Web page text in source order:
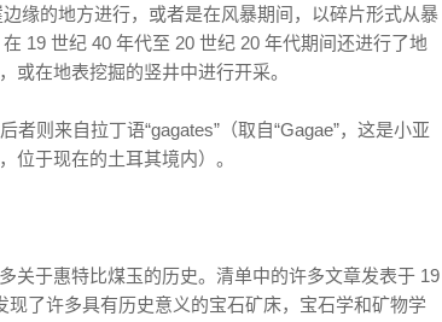
缘的地方进行，或者是在风暴期间，以碎片形式从暴
19 世纪 40 年代至 20 世纪 20 年代期间还进行了地
或在地表挖掘的竖井中进行开采。
者则来自拉丁语“gagates”（取自“Gagae”，这是小亚
位于现在的土耳其境内）。
关于惠特比煤玉的历史。清单中的许多文章发表于 19
了许多具有历史意义的宝石矿床，宝石学和矿物学